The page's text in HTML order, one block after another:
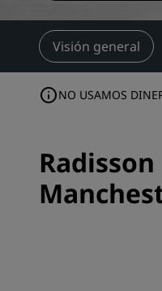
Visión general
NO USAMOS